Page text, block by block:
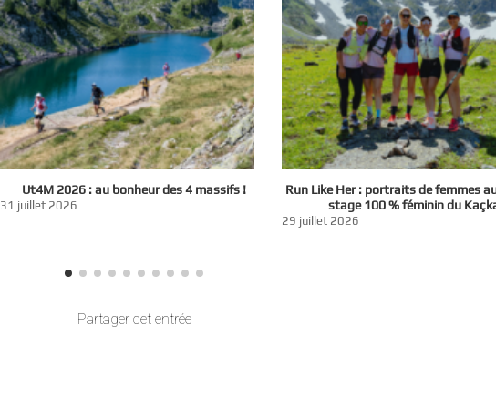
Ut4M 2026 : au bonheur des 4 massifs !
31 juillet 2026
Run Like Her : portraits de femmes
stage 100 % féminin du
29 juillet 2026
Partager cet entrée